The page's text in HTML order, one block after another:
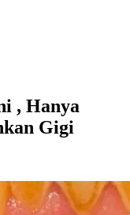
, Hanya
Gigi